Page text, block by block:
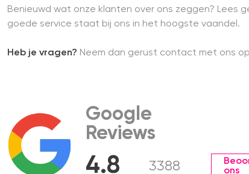
Benieuwd wat onze klanten over ons zeggen? Lees
goede service staat bij ons in het hoogste vaandel.
Heb je vragen? Neem dan gerust contact met ons
4.8
Google
Reviews
3388
ons